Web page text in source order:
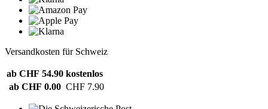
Versandkosten für Schweiz
ab CHF 54.90 kostenlos
ab CHF 0.00 CHF 7.90